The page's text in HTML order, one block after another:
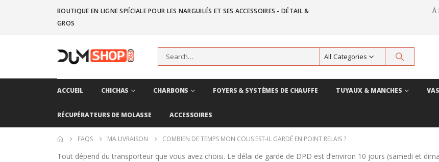
BOUTIQUE EN LIGNE SPÉCIALE POUR LES NARGUILÉS ET SES ACCESSOIRES - DÉTAIL &
GROS
À
All Categories
ACCUEIL CHICHAS CHARBONS FOYERS & SYSTÈMES DE CHAUFFE TUYAUX & MANCHES
RÉCUPÉRATEURS DE MOLASSE ACCESSOIRES
FAQS MA LIVRAISON COMBIEN DE TEMPS MON COLIS EST-IL GARDÉ EN POINT RELAIS ?
Tout dépend du transporteur que vous avez choisi. Le délai de garde de DPD est d’environ 10 jours (samedi et